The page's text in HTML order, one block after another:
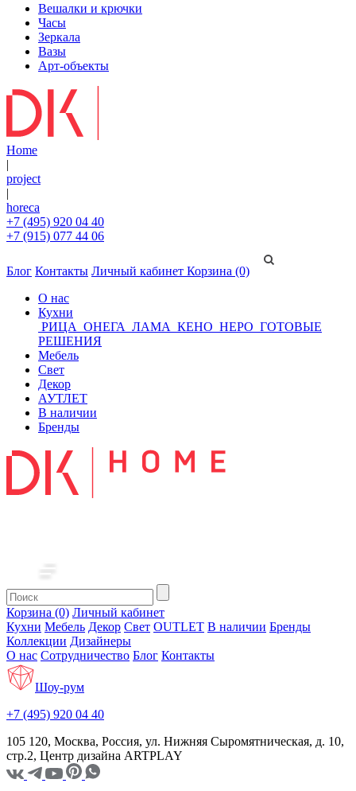
Вешалки и крючки
Часы
Зеркала
Вазы
Арт-объекты
Home
|
project
|
horeca
+7 (495) 920 04 40
+7 (915) 077 44 06
Блог Контакты Личный кабинет Корзина (0)
О нас
Кухни
РИЦА ОНЕГА ЛАМА КЕНО НЕРО ГОТОВЫЕ
РЕШЕНИЯ
Мебель
Свет
Декор
АУТЛЕТ
В наличии
Бренды
Корзина (0) Личный кабинет
Кухни Мебель Декор Свет OUTLET В наличии Бренды
Коллекции Дизайнеры
О нас Сотрудничество Блог Контакты
Шоу-рум
+7 (495) 920 04 40
105 120, Москва, Россия, ул. Нижняя Сыромятническая, д. 10,
стр.2, Центр дизайна ARTPLAY